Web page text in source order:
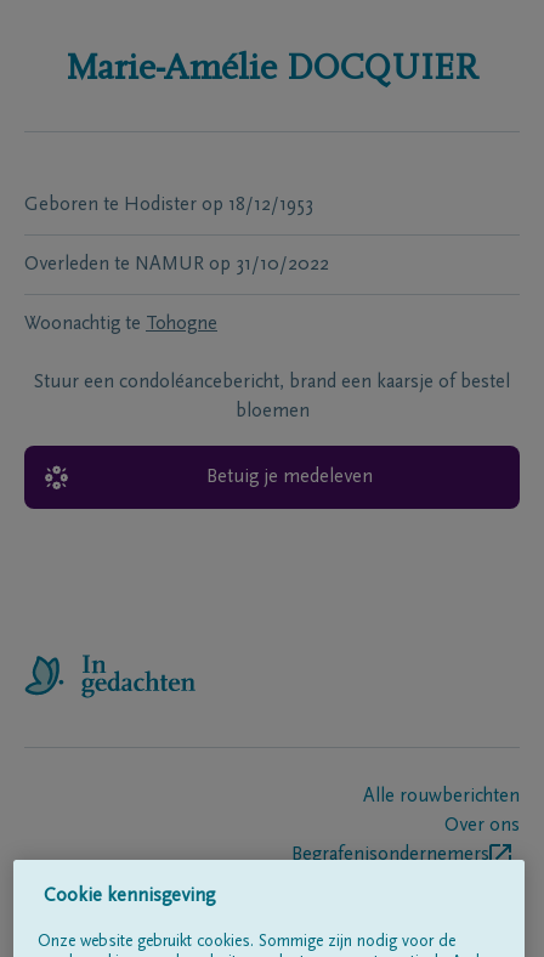
Marie-Amélie DOCQUIER
Geboren te Hodister op 18/12/1953
Overleden te NAMUR op 31/10/2022
Woonachtig te Tohogne
Stuur een condoléancebericht, brand een kaarsje of bestel
bloemen
Betuig je medeleven
Alle rouwberichten
Over ons
Begrafenisondernemers
Cookie kennisgeving
Onze website gebruikt cookies. Sommige zijn nodig voor de